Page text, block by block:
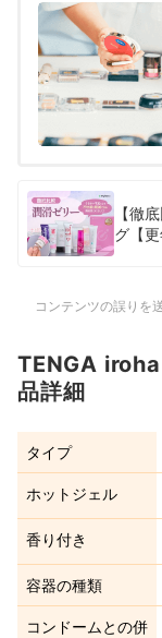
【徹
グ【
コンテンツの誤りを
TENGA
品詳細
タイプ
ホットジェル
香り付き
容器の種類
コンドームとの併